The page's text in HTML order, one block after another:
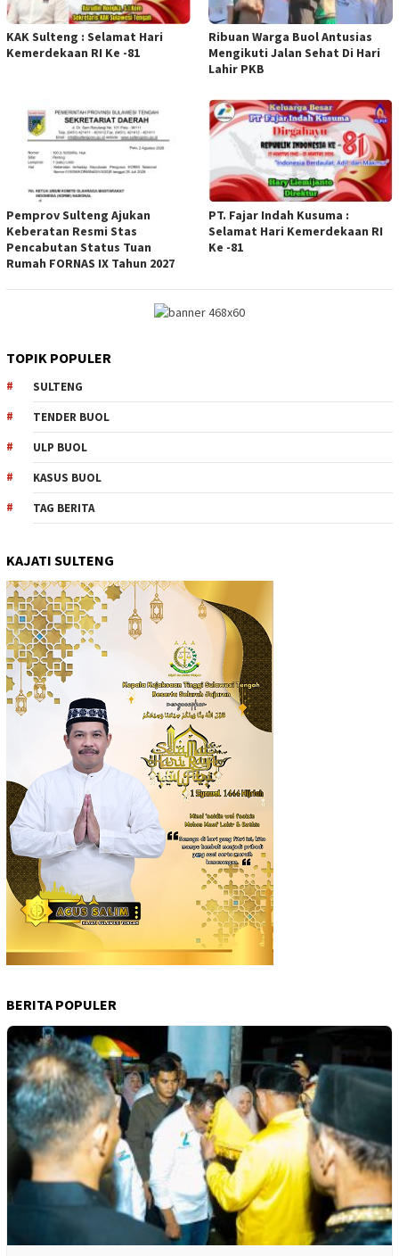
KAK Sulteng : Selamat Hari
Kemerdekaan RI Ke -81
Ribuan Warga Buol Antusias
Mengikuti Jalan Sehat Di Hari
Lahir PKB
Pemprov Sulteng Ajukan
Keberatan Resmi Stas
Pencabutan Status Tuan
Rumah FORNAS IX Tahun 2027
PT. Fajar Indah Kusuma :
Selamat Hari Kemerdekaan RI
Ke -81
TOPIK POPULER
SULTENG
TENDER BUOL
ULP BUOL
KASUS BUOL
TAG BERITA
KAJATI SULTENG
BERITA POPULER